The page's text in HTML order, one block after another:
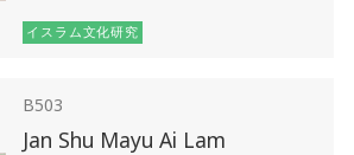
イスラム文化研究
B503
Jan Shu Mayu Ai Lam